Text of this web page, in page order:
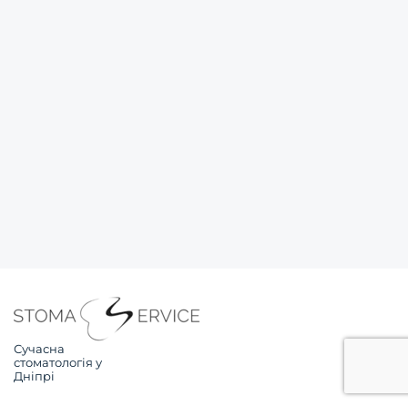
Сучасна
стоматологія у
Дніпрі